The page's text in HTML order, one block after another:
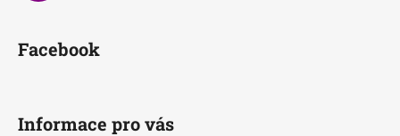
Facebook
Informace pro vás